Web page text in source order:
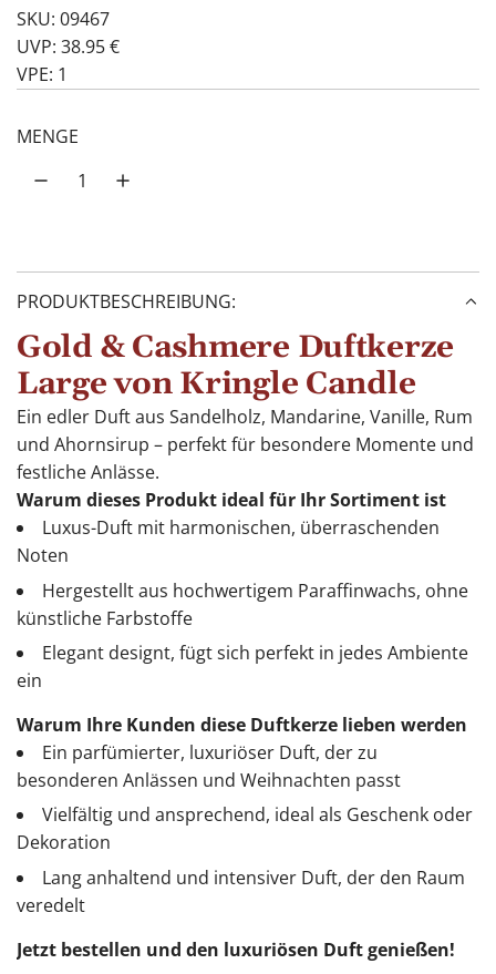
SKU: 09467
UVP: 38.95 €
VPE: 1
MENGE
PRODUKTBESCHREIBUNG:
Gold & Cashmere Duftkerze
Large von Kringle Candle
Ein edler Duft aus Sandelholz, Mandarine, Vanille, Rum
und Ahornsirup – perfekt für besondere Momente und
festliche Anlässe.
Warum dieses Produkt ideal für Ihr Sortiment ist
Luxus-Duft mit harmonischen, überraschenden
Noten
Hergestellt aus hochwertigem Paraffinwachs, ohne
künstliche Farbstoffe
Elegant designt, fügt sich perfekt in jedes Ambiente
ein
Warum Ihre Kunden diese Duftkerze lieben werden
Ein parfümierter, luxuriöser Duft, der zu
besonderen Anlässen und Weihnachten passt
Vielfältig und ansprechend, ideal als Geschenk oder
Dekoration
Lang anhaltend und intensiver Duft, der den Raum
veredelt
Jetzt bestellen und den luxuriösen Duft genießen!